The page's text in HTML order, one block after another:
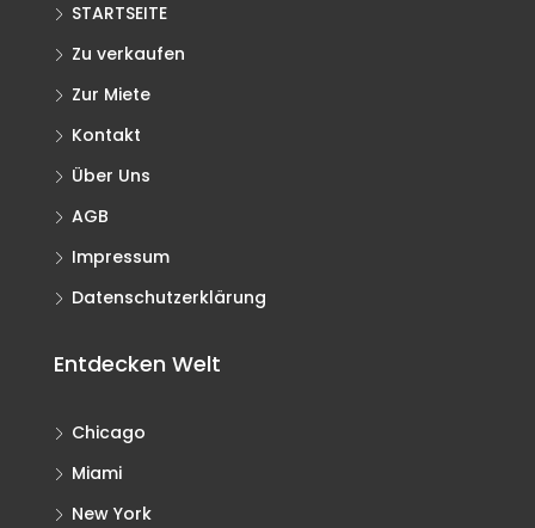
STARTSEITE
Zu verkaufen
Zur Miete
Kontakt
Über Uns
AGB
Impressum
Datenschutzerklärung
Entdecken Welt
Chicago
Miami
New York